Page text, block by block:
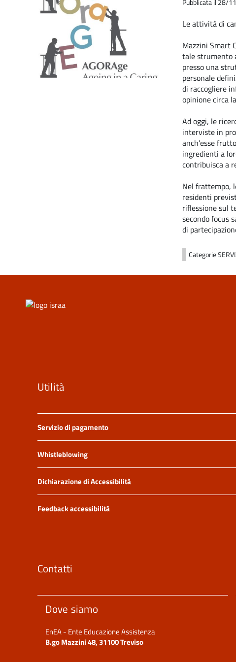
Pubblicata il 28/
Le attività di
Mazzini Smart
tale strumento
presso una
personale
di raccogliere
opinione circa
Adoggi, le
interviste in
anch’essefrutto
ingredienti a
contribuiscaa
Nel frattempo,
residenti
riflessionesul
secondofocus
di
Categorie
Utilità
Servizio di pagamento
Whistleblowing
Dichiarazione di Accessibilità
Feedback accessibilità
Contatti
Dove siamo
EnEA - Ente Educazione Assistenza
B.go Mazzini 48, 31100 Treviso